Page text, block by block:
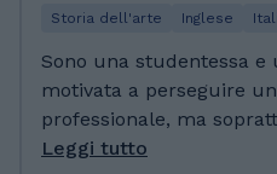
Storia dell'arte Inglese
Sono una studentessa e
motivata a perseguire
professionale, ma
reputo una persona
Leggi tutto